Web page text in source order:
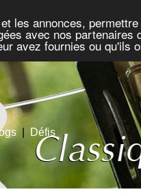
les annonces,
avec nos
avez fournies ou
| Défis